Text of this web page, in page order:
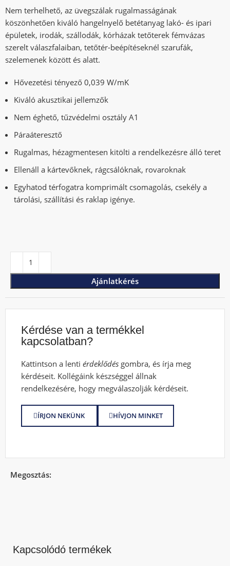
Nem terhelhető, az üvegszálak rugalmasságának
köszönhetően kiváló hangelnyelő betétanyag lakó- és ipari
épületek, irodák, szállodák, kórházak tetőterek fémvázas
szerelt válaszfalaiban, tetőtér-beépítéseknél szarufák,
szelemenek között és alatt.
Hővezetési tényező 0,039 W/mK
Kiváló akusztikai jellemzők
Nem éghető, tűzvédelmi osztály A1
Páraáteresztő
Rugalmas, hézagmentesen kitölti a rendelkezésre álló teret
Ellenáll a kártevőknek, rágcsálóknak, rovaroknak
Egyhatod térfogatra komprimált csomagolás, csekély a
tárolási, szállítási és raklap igénye.
Ajánlatkérés
Kérdése van a termékkel
kapcsolatban?
Kattintson a lentiérdeklődés gombra, és írja meg
kérdéseit. Kollégáink készséggel állnak
rendelkezésére, hogy megválaszolják kérdéseit.
ÍRJON NEKÜNK HÍVJON MINKET
Megosztás:
Kapcsolódó termékek